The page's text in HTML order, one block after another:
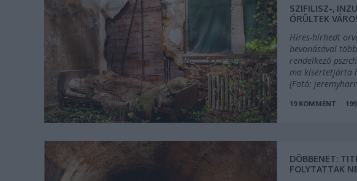
SZIFILISZ-,
ŐRÜLTEK
Híres-hírhedt
bevonásával
rendelkező
ma kísértetjárta
(Fotó:
19KOMMENT
DÖBBENET:
FOLYTATTAK